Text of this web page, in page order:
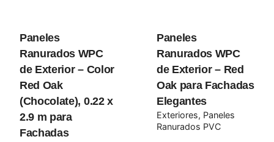
Paneles
Ranurados WPC
de Exterior – Color
Red Oak
(Chocolate), 0.22 x
2.9 m para
Fachadas
Paneles
Ranurados WPC
de Exterior – Red
Oak para Fachadas
Elegantes
Exteriores Paneles
Ranurados PVC